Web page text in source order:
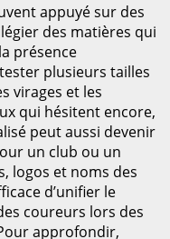
appuyé sur des
des matières qui
présence
plusieurs tailles
virages et les
qui hésitent encore,
peut aussi devenir
un club ou un
logos et noms des
d’unifier le
coureurs lors des
approfondir,